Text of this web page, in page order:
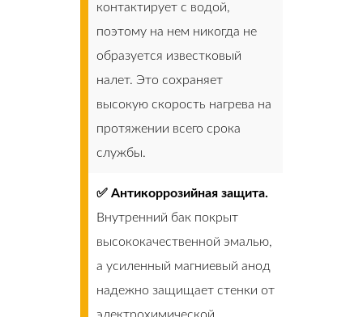
контактирует с водой,
поэтому на нем никогда не
образуется известковый
налет. Это сохраняет
высокую скорость нагрева на
протяжении всего срока
службы.
✅ Антикоррозийная защита.
Внутренний бак покрыт
высококачественной эмалью,
а усиленный магниевый анод
надежно защищает стенки от